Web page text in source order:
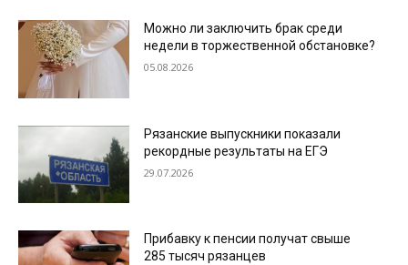
Можно ли заключить брак среди
недели в торжественной обстановке?
05.08.2026
Рязанские выпускники показали
рекордные результаты на ЕГЭ
29.07.2026
Прибавку к пенсии получат свыше
285 тысяч рязанцев